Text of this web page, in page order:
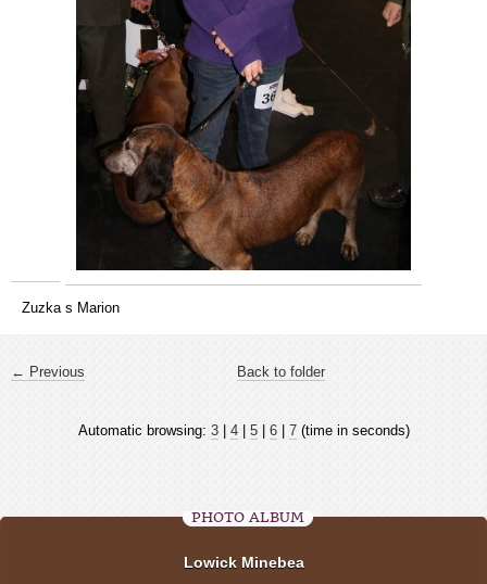
Zuzka s Marion
← Previous Back to folder
Automatic browsing: 3| 4| 5| 6| 7(time in seconds)
PHOTO ALBUM
Lowick Minebea